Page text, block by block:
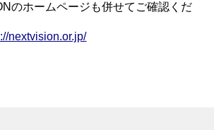
のホームページも併せてご確認くだ
nextvision.or.jp/